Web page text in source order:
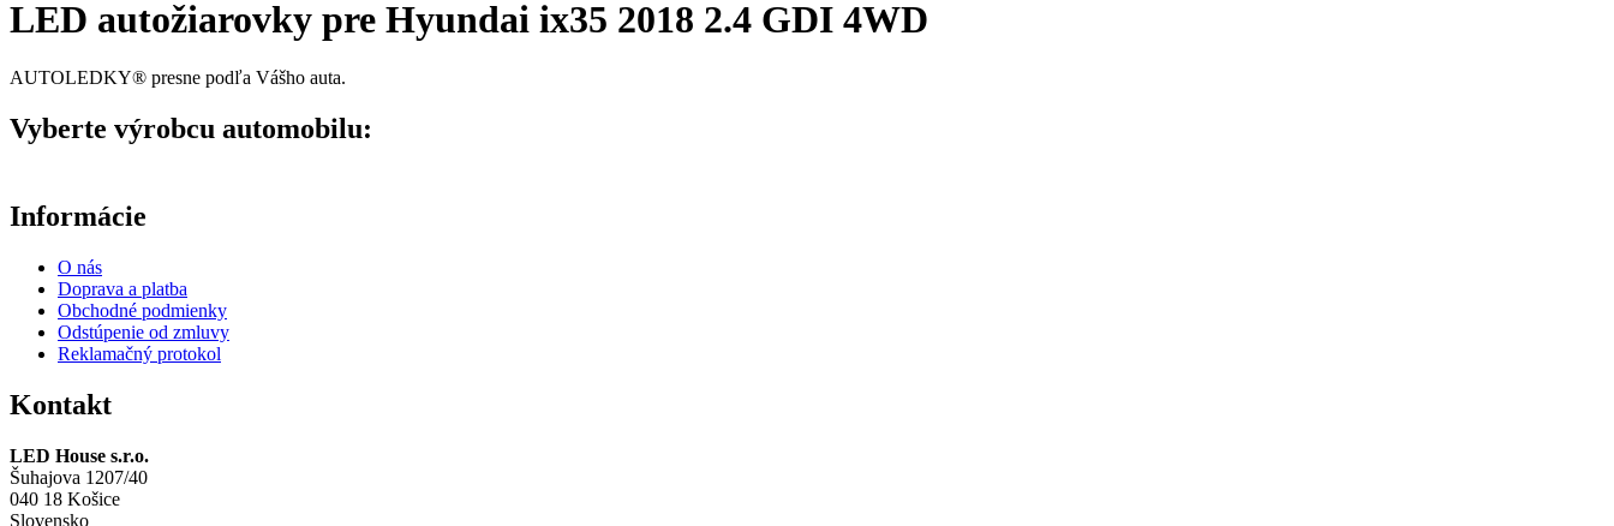
LED autožiarovky pre Hyundai ix35 2018 2.4 GDI 4WD
AUTOLEDKY® presne podľa Vášho auta.
Vyberte výrobcu automobilu:
Informácie
O nás
Doprava a platba
Obchodné podmienky
Odstúpenie od zmluvy
Reklamačný protokol
Kontakt
LED House s.r.o.
Šuhajova 1207/40
040 18 Košice
Slovensko